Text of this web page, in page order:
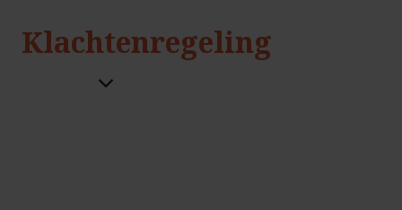
Klachtenregeling